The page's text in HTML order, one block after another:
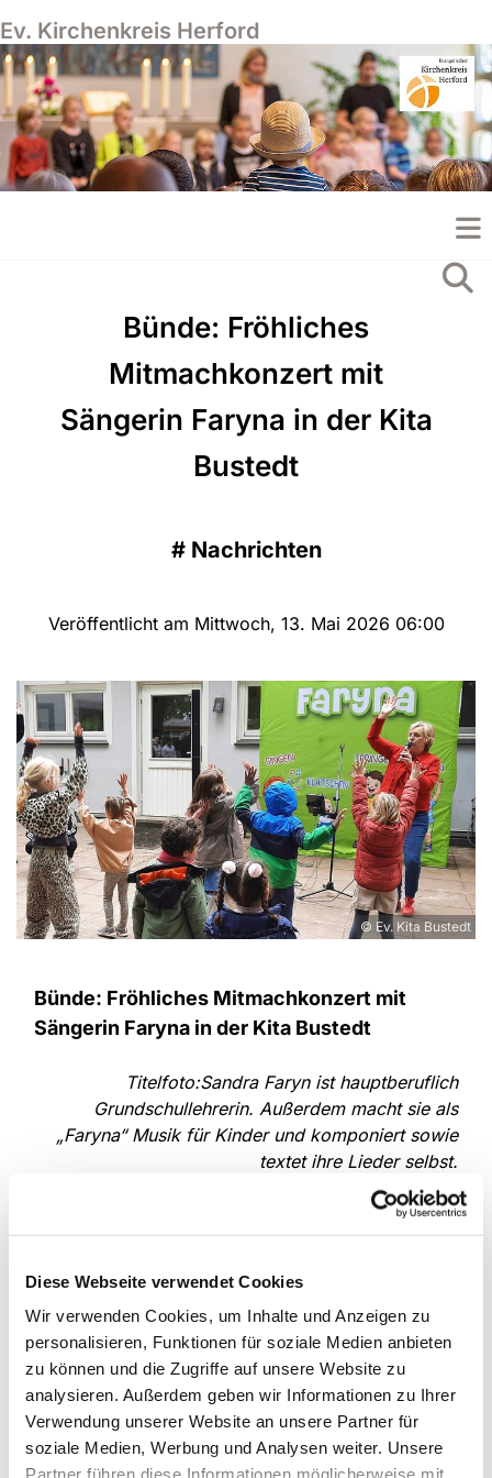
Diese Webseite verwendet Cookies
Wir verwenden Cookies, um Inhalte und Anzeigen zu
personalisieren, Funktionen für soziale Medien anbieten
zu können und die Zugriffe auf unsere Website zu
analysieren. Außerdem geben wir Informationen zu Ihrer
Verwendung unserer Website an unsere Partner für
soziale Medien, Werbung und Analysen weiter. Unsere
Partner führen diese Informationen möglicherweise mit
Ev. Kirchenkreis Herford
Bünde: Fröhliches
Mitmachkonzert mit
Sängerin Faryna in der Kita
Bustedt
# Nachrichten
Veröffentlicht am Mittwoch, 13. Mai 2026 06:00
© Ev. Kita Bustedt
Bünde: Fröhliches Mitmachkonzert mit
Sängerin Faryna in der Kita Bustedt
Titelfoto:Sandra Faryn ist hauptberuflich
Grundschullehrerin. Außerdem macht sie als
„Faryna“ Musik für Kinder und komponiert sowie
textet ihre Lieder selbst.
Einen musikalischen Nachmittag voller Freude,
Evangelische Kita Bustedt. Gemeinsam mit der
Sängerin Faryna erlebten die Kinder und ihre
Familien ein buntes Mitmachkonzert, bei dem
gesungen, geklatscht und getanzt wurde.
Zu der Veranstaltung waren alle Bustedter Kita-
Kinder und ihre Angehörigen eingeladen.
„Insgesamt rund 35 Familien beteiligten sich an